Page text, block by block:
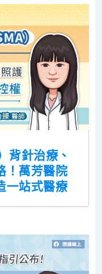
背針治療、
！萬芳醫院
一站式醫療